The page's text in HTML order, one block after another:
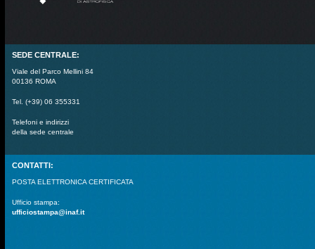
SEDE CENTRALE:
Viale del Parco Mellini 84
00136 ROMA
Tel. (+39) 06 355331
Telefoni e indirizzi
della sede centrale
CONTATTI:
POSTA ELETTRONICA CERTIFICATA
Ufficio stampa:
ufficiostampa@inaf.it